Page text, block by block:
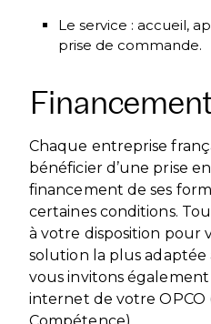
Le service : accueil,
prise de commande.
Chaque entreprise
bénéficier d’une prise
financement de ses
certaines conditions.
à votre disposition pour
solution la plus adaptée
vous invitons
internet de votre OPCO